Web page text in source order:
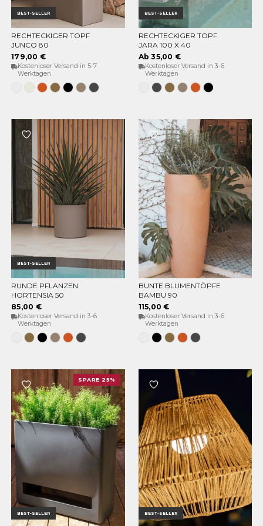
BEST-SELLER
OPTIONEN WÄHLEN
RECHTECKIGER TOPF
JUNCO 80
179,00 €
Kostenloser Versand in 5-7
Werktagen
WeissOpak-
Beige
Terrakotta
BronzeSchwarz
TaupeAnthrazit
BEST-SELLER
OPTIONEN WÄHLEN
RECHTECKIGER TOPF
JARA 100 X 40
Ab 35,00 €
Kostenloser Versand in 3-6
Werktagen
WeissAnthrazit
BronzeTaupeTerrakotta
Schwarz
BEST-SELLER
OPTIONEN WÄHLEN
RUNDE PFLANZEN
HORTENSIA 50
85,00 €
Kostenloser Versand in 3-6
Werktagen
WeissBronzeSchwarz
TaupeTerracota
Anthrazit
OPTIONEN WÄHLEN
BUNTE BLUMENTÖPFE
BAMBU 90
115,00 €
Kostenloser Versand in 3-6
Werktagen
WeissSchwarz
BronzeTerracota
Anthrazit
BEST-SELLER
SPARE 25%
BEST-SELLER